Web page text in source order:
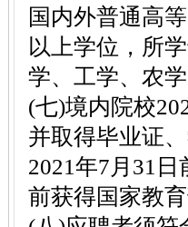
国内外普通高
以上学位，所
学、工学、农学
(七)境内院校
并取得毕业证
2021年7月31
前获得国家教